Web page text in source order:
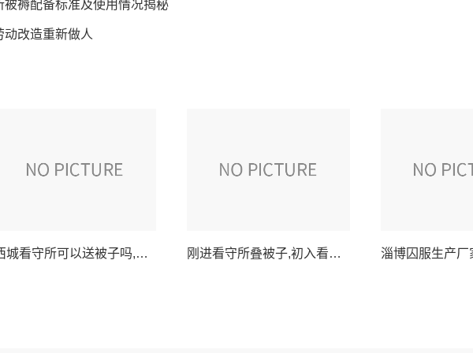
褥配备标准及使用情况揭秘
动改造重新做人
西城看守所可以送被子吗,西城看守所接受家属送被子规定详解 刚进看守所叠被子,初入看守所学习叠被子的第一课